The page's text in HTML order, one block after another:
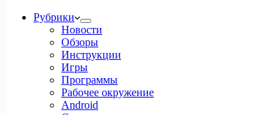
Рубрики
Новости
Обзоры
Инструкции
Игры
Программы
Рабочее окружение
Android